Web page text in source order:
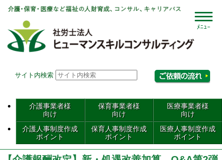
サイト内検索
介護事業者様
向け
保育事業者様
向け
医療事業者様
向け
介護人事制度作成
ポイント
保育人事制度作成
ポイント
医療人事制度作成
ポイント